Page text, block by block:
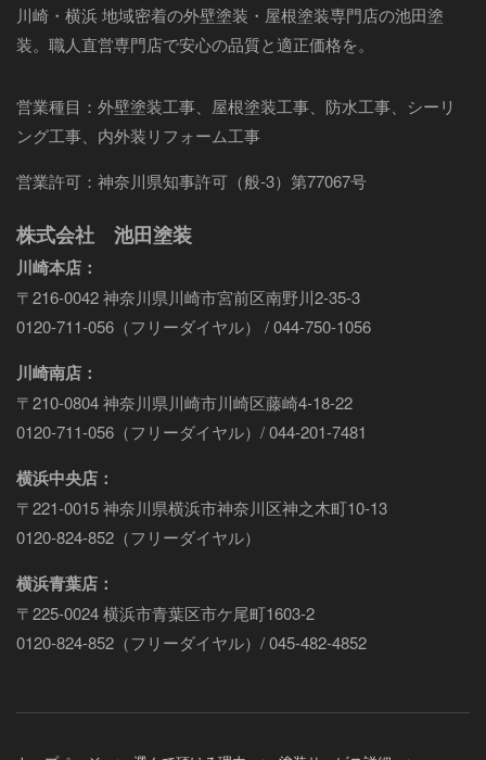
川崎・横浜 地域密着の外壁塗装・屋根塗装専門店の池田塗
装。職人直営専門店で安心の品質と適正価格を。
営業種目：外壁塗装工事、屋根塗装工事、防水工事、シーリ
ング工事、内外装リフォーム工事
営業許可：神奈川県知事許可（般-3）第77067号
株式会社 池田塗装
川崎本店：
〒216-0042 神奈川県川崎市宮前区南野川2-35-3
0120-711-056（フリーダイヤル） / 044-750-1056
川崎南店：
〒210-0804 神奈川県川崎市川崎区藤崎4-18-22
0120-711-056（フリーダイヤル）/ 044-201-7481
横浜中央店：
〒221-0015 神奈川県横浜市神奈川区神之木町10-13
0120-824-852（フリーダイヤル）
横浜青葉店：
〒225-0024 横浜市青葉区市ケ尾町1603-2
0120-824-852（フリーダイヤル）/ 045-482-4852